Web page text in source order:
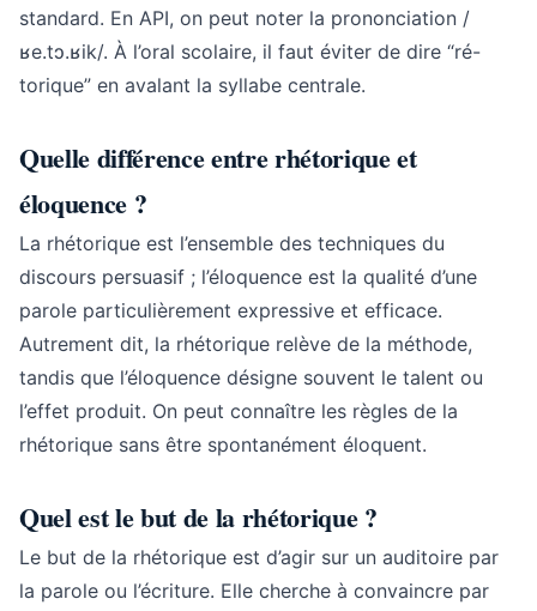
standard. En API, on peut noter la prononciation /
ʁe.tɔ.ʁik/. À l’oral scolaire, il faut éviter de dire “ré-
torique” en avalant la syllabe centrale.
Quelle différence entre rhétorique et
éloquence ?
La rhétorique est l’ensemble des techniques du
discours persuasif ; l’éloquence est la qualité d’une
parole particulièrement expressive et efficace.
Autrement dit, la rhétorique relève de la méthode,
tandis que l’éloquence désigne souvent le talent ou
l’effet produit. On peut connaître les règles de la
rhétorique sans être spontanément éloquent.
Quel est le but de la rhétorique ?
Le but de la rhétorique est d’agir sur un auditoire par
la parole ou l’écriture. Elle cherche à convaincre par